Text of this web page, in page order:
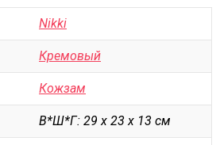
Пеналы для школы
Новинки
Nikki
Кремовый
Кожзам
В*Ш*Г: 29 х 23 х 13 см